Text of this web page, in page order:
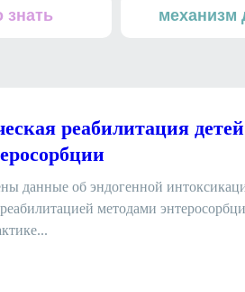
знать механизм
реабилитация детей
данные об эндогенной
методами